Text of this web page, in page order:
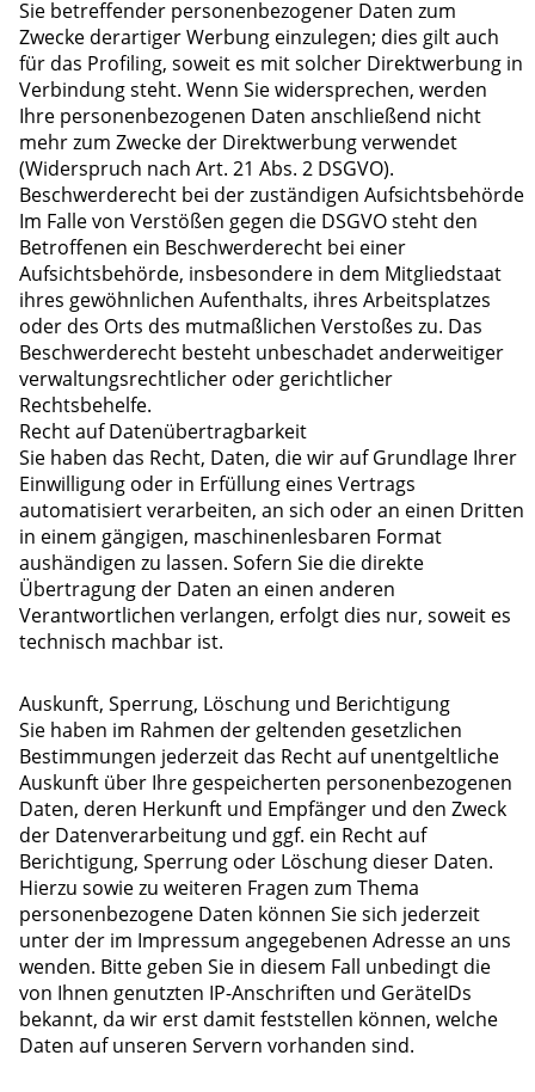
Sie betreffender personenbezogener Daten zum
Zwecke derartiger Werbung einzulegen; dies gilt auch
für das Profiling, soweit es mit solcher Direktwerbung in
Verbindung steht. Wenn Sie widersprechen, werden
Ihre personenbezogenen Daten anschließend nicht
mehr zum Zwecke der Direktwerbung verwendet
(Widerspruch nach Art. 21 Abs. 2 DSGVO).
Beschwerderecht bei der zuständigen Aufsichtsbehörde
Im Falle von Verstößen gegen die DSGVO steht den
Betroffenen ein Beschwerderecht bei einer
Aufsichtsbehörde, insbesondere in dem Mitgliedstaat
ihres gewöhnlichen Aufenthalts, ihres Arbeitsplatzes
oder des Orts des mutmaßlichen Verstoßes zu. Das
Beschwerderecht besteht unbeschadet anderweitiger
verwaltungsrechtlicher oder gerichtlicher
Rechtsbehelfe.
Recht auf Datenübertragbarkeit
Sie haben das Recht, Daten, die wir auf Grundlage Ihrer
Einwilligung oder in Erfüllung eines Vertrags
automatisiert verarbeiten, an sich oder an einen Dritten
in einem gängigen, maschinenlesbaren Format
aushändigen zu lassen. Sofern Sie die direkte
Übertragung der Daten an einen anderen
Verantwortlichen verlangen, erfolgt dies nur, soweit es
technisch machbar ist.
Auskunft, Sperrung, Löschung und Berichtigung
Sie haben im Rahmen der geltenden gesetzlichen
Bestimmungen jederzeit das Recht auf unentgeltliche
Auskunft über Ihre gespeicherten personenbezogenen
Daten, deren Herkunft und Empfänger und den Zweck
der Datenverarbeitung und ggf. ein Recht auf
Berichtigung, Sperrung oder Löschung dieser Daten.
Hierzu sowie zu weiteren Fragen zum Thema
personenbezogene Daten können Sie sich jederzeit
unter der im Impressum angegebenen Adresse an uns
wenden. Bitte geben Sie in diesem Fall unbedingt die
von Ihnen genutzten IP-Anschriften und GeräteIDs
bekannt, da wir erst damit feststellen können, welche
Daten auf unseren Servern vorhanden sind.